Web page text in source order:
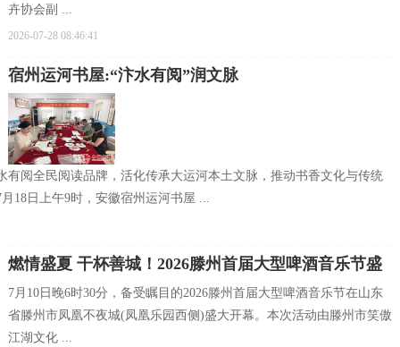
卉协会副 ...
2026-07-28 08:46:41
宿州运河书屋:“汴水有阅”润文脉
有阅全民阅读品牌，活化传承大运河本土文脉，推动书香文化与传统
18日上午9时，安徽宿州运河书屋 ...
燃情盛夏 干杯善城！2026滕州首届大型啤酒音乐节盛
大开幕
7月10日晚6时30分，备受瞩目的2026滕州首届大型啤酒音乐节在山东
省滕州市凤凰不夜城(凤凰乐园西侧)盛大开幕。本次活动由滕州市笑傲
江湖文化 ...